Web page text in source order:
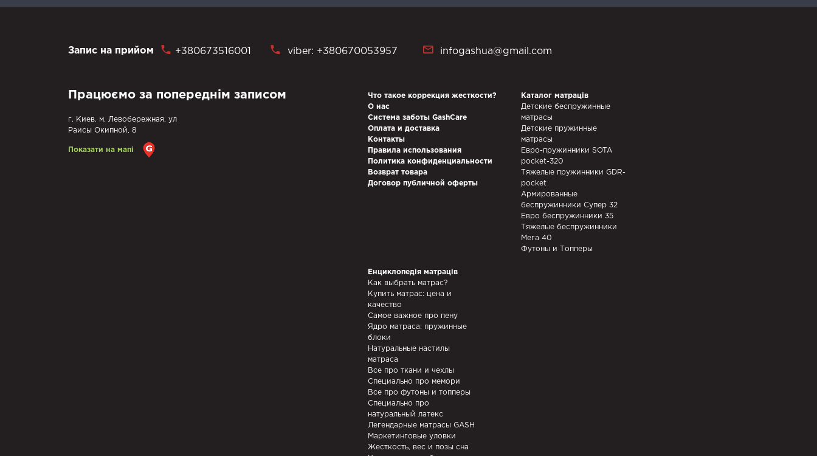
Запис на прийом +380673516001 viber: +380670053957 infogashua@gmail.com
Працюємо за попереднім записом
г. Киев. м. Левобережная, ул
Раисы Окипной, 8
Показати на мапі
Что такое коррекция жесткости?
О нас
Система заботы GashCare
Оплата и доставка
Контакты
Правила использования
Политика конфиденциальности
Возврат товара
Договор публичной оферты
Каталог матраців
Детские беспружинные
матрасы
Детские пружинные
матрасы
Евро-пружинники SOTA
pocket-320
Тяжелые пружинники GDR-
pocket
Армированные
беспружинники Супер 32
Евро беспружинники 35
Тяжелые беспружинники
Мега 40
Футоны и Топперы
Енциклопедія матраців
Как выбрать матрас?
Купить матрас: цена и
качество
Самое важное про пену
Ядро матраса: пружинные
блоки
Натуральные настилы
матраса
Все про ткани и чехлы
Специально про мемори
Все про футоны и топперы
Специально про
натуральный латекс
Легендарные матрасы GASH
Маркетинговые уловки
Жесткость, вес и позы сна